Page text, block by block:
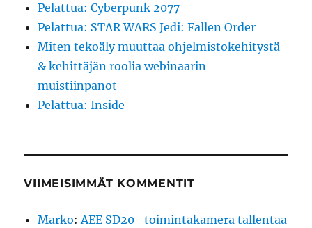
Pelattua: Cyberpunk 2077
Pelattua: STAR WARS Jedi: Fallen Order
Miten tekoäly muuttaa ohjelmistokehitystä
& kehittäjän roolia webinaarin
muistiinpanot
Pelattua: Inside
VIIMEISIMMÄT KOMMENTIT
Marko:AEE SD20 -toimintakamera tallentaa